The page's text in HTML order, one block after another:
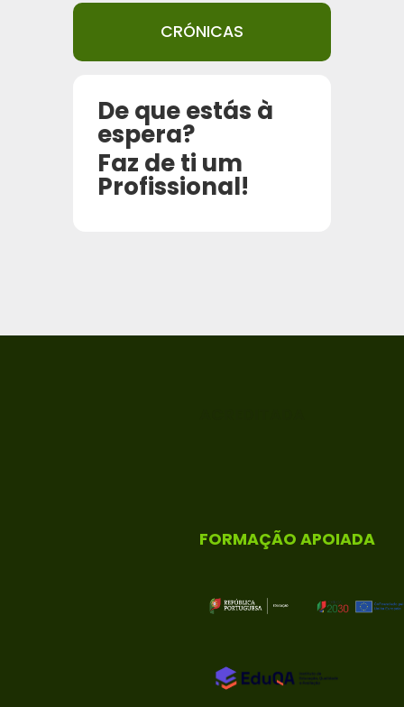
CRÓNICAS
De que estás à
espera?
Faz de ti um
Profissional!
FORMAÇÃO APOIADA